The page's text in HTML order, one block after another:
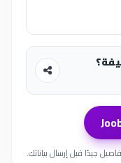
جيدًا قبل إرسال بياناتك.